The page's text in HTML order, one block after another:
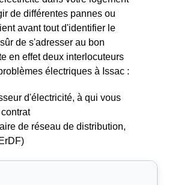
de différentes pannes ou
avant tout d'identifier le
de s'adresser au bon
en effet deux interlocuteurs
électriques à Issac :
d'électricité, à qui vous
de réseau de distribution,